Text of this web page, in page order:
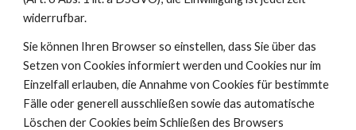
widerrufbar.
Sie können Ihren Browser so einstellen, dass Sie über das
Setzen von Cookies informiert werden und Cookies nur im
Einzelfall erlauben, die Annahme von Cookies für bestimmte
Fälle oder generell ausschließen sowie das automatische
Löschen der Cookies beim Schließen des Browsers